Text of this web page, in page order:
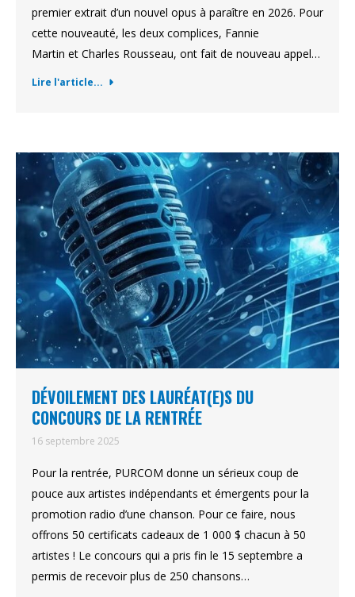
premier extrait d’un nouvel opus à paraître en 2026. Pour
cette nouveauté, les deux complices, Fannie
Martin et Charles Rousseau, ont fait de nouveau appel…
Lire l'article...
DÉVOILEMENT DES LAURÉAT(E)S DU
CONCOURS DE LA RENTRÉE
16 septembre 2025
Pour la rentrée, PURCOM donne un sérieux coup de
pouce aux artistes indépendants et émergents pour la
promotion radio d’une chanson. Pour ce faire, nous
offrons 50 certificats cadeaux de 1 000 $ chacun à 50
artistes ! Le concours qui a pris fin le 15 septembre a
permis de recevoir plus de 250 chansons…